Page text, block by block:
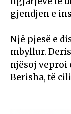
gjendjen e
Një pjesë e
mbyllur.
njësoj veproi
Berisha, të